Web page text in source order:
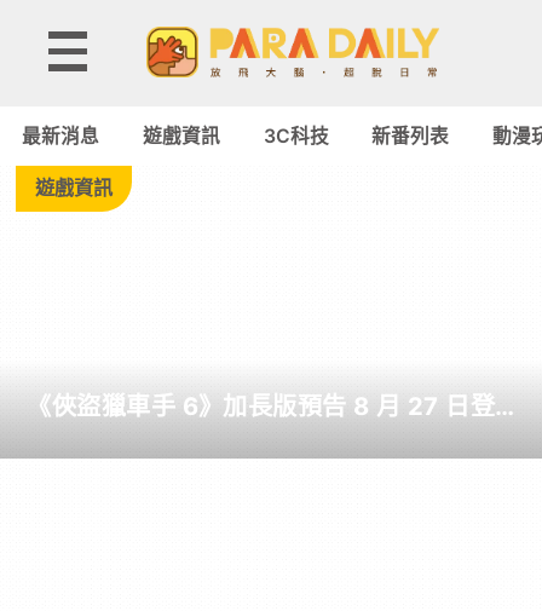
Tag:
-
遊
戲
最新消息 遊戲資訊 3C科技 新番列表 動漫
遊戲資訊
《俠盜獵車手 6》加長版預告 8 月 27 日登